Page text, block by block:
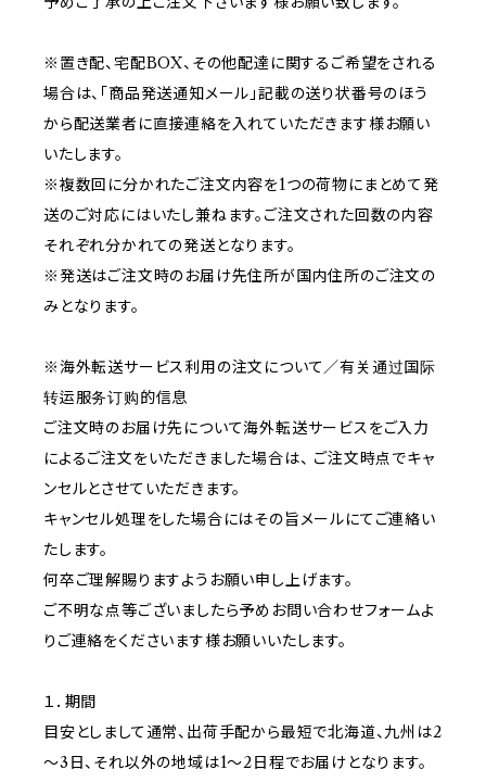
※置き配、宅配BOX、その他配達に関するご希望をされる
場合は、「商品発送通知メール」記載の送り状番号のほう
から配送業者に直接連絡を入れていただきます様お願い
いたします。
※複数回に分かれたご注文内容を1つの荷物にまとめて発
送のご対応にはいたし兼ねます。ご注文された回数の内容
それぞれ分かれての発送となります。
※発送はご注文時のお届け先住所が国内住所のご注文の
みとなります。
※海外転送サービス利用の注文について／有关通过国际
转运服务订购的信息
ご注文時のお届け先について海外転送サービスをご入力
によるご注文をいただきました場合は、 ご注文時点でキャ
ンセルとさせていただきます。
キャンセル処理をした場合にはその旨メールにてご連絡い
たします。
何卒ご理解賜りますようお願い申し上げます。
ご不明な点等ございましたら予めお問い合わせフォームよ
りご連絡をくださいます様お願いいたします。
１．期間
目安としまして通常、出荷手配から最短で北海道、九州は2
～3日、それ以外の地域は1～2日程でお届けとなります。